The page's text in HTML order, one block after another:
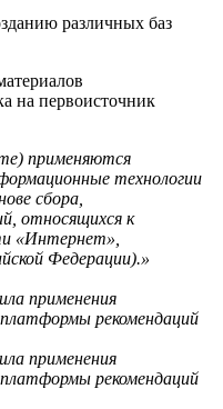
различных баз
на первоисточник
применяются
технологии
сбора,
относящихся к
«Интернет»,
Федерации).»
применения
рекомендаций
применения
рекомендаций